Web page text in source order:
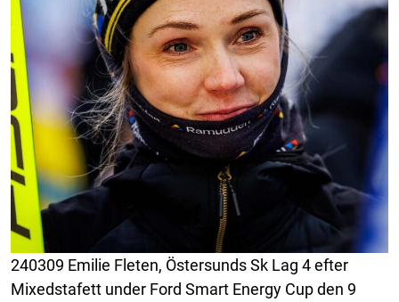
240309 Emilie Fleten, Östersunds Sk Lag 4 efter
Mixedstafett under Ford Smart Energy Cup den 9